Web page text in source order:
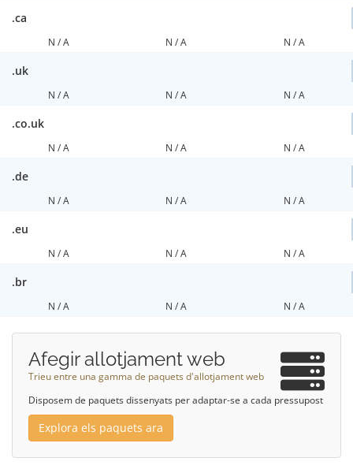
.ca
N / A N / A N / A
.uk
N / A N / A N / A
.co.uk
N / A N / A N / A
.de
N / A N / A N / A
.eu
N / A N / A N / A
.br
N / A N / A N / A
Afegir allotjament web
Trieu entre una gamma de paquets d'allotjament web
Disposem de paquets dissenyats per adaptar-se a cada pressupost
Explora els paquets ara